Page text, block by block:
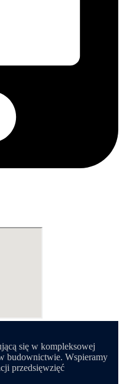
się w kompleksowej
budownictwie. Wspieramy
przedsięwzięć